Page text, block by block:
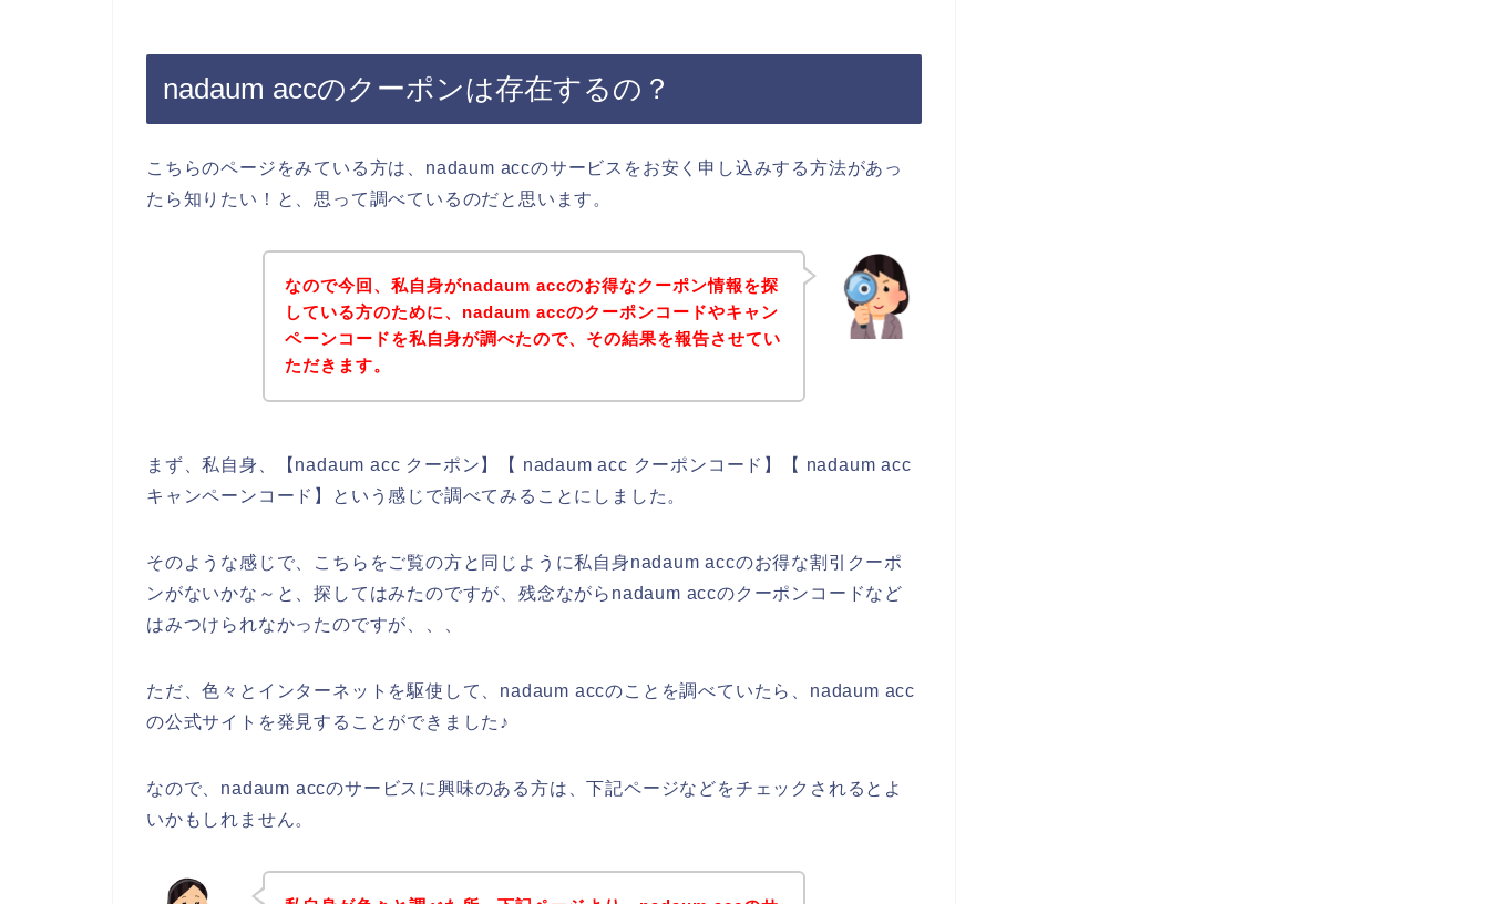
nadaum accのクーポンは存在するの？
こちらのページをみている方は、nadaum accのサービスをお安く申し込みする方法があっ
たら知りたい！と、思って調べているのだと思います。
なので今回、私自身がnadaum accのお得なクーポン情報を探
している方のために、nadaum accのクーポンコードやキャン
ペーンコードを私自身が調べたので、その結果を報告させてい
ただきます。
まず、私自身、【nadaum acc クーポン】【 nadaum acc クーポンコード】【 nadaum acc
キャンペーンコード】という感じで調べてみることにしました。
そのような感じで、こちらをご覧の方と同じように私自身nadaum accのお得な割引クーポ
ンがないかな～と、探してはみたのですが、残念ながらnadaum accのクーポンコードなど
はみつけられなかったのですが、、、
ただ、色々とインターネットを駆使して、nadaum accのことを調べていたら、nadaum acc
の公式サイトを発見することができました♪
なので、nadaum accのサービスに興味のある方は、下記ページなどをチェックされるとよ
いかもしれません。